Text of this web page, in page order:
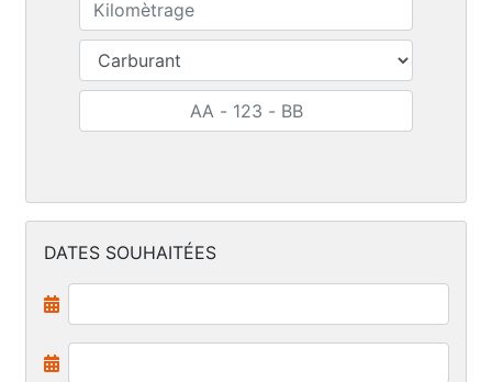
DATES SOUHAITÉES